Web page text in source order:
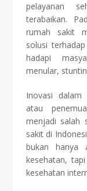
pelayanan
terabaikan.
rumah sakit
solusi
hadapi
menular,
Inovasi dalam
atau
menjadi salah
sakit di
bukan hanya
kesehatan,
kesehatan